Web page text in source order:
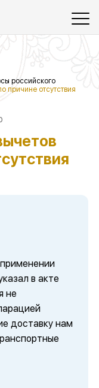
российского
причине отсутствия
в акте
не
доставку нам